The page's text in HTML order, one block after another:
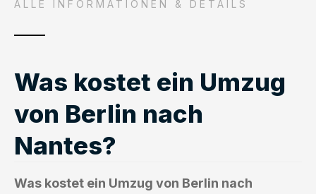
ALLE INFORMATIONEN & DETAILS
Was kostet ein Umzug
von Berlin nach
Nantes?
Was kostet ein Umzug von Berlin nach